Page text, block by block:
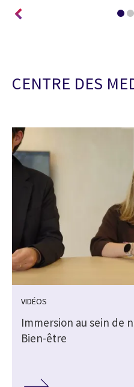
CENTRE DES
VIDÉOS
Immersion au sein de
Bien-être